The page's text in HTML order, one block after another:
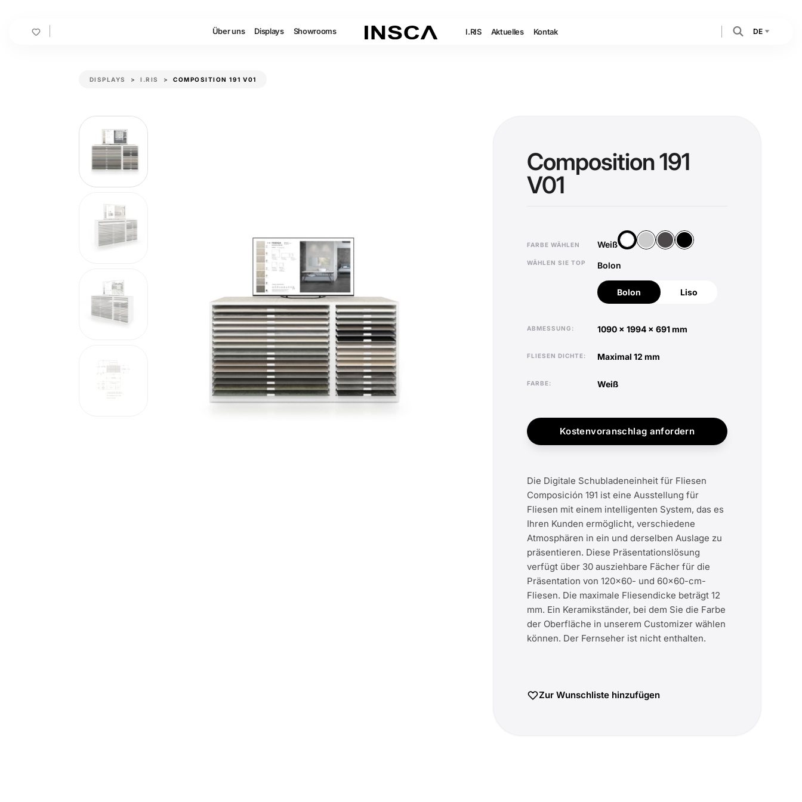
Cart Über uns Displays Showrooms I.RIS Aktuelles Kontak DE
DISPLAYS I.RIS COMPOSITION 191 V01
Composition 191
V01
FARBE WÄHLEN Weiß
WeißSilberAnthrazitSchwarz
WÄHLEN SIE TOP Bolon
Bolon
Bolon
Liso
Liso
ABMESSUNG 1090 x 1994 x 691 mm
FLIESEN DICHTE maximal 12 mm
FARBE weiß
Kostenvoranschlag anfordern
Die Digitale Schubladeneinheit für Fliesen
Composición 191 ist eine Ausstellung für
Fliesen mit einem intelligenten System, das es
Ihren Kunden ermöglicht, verschiedene
Atmosphären in ein und derselben Auslage zu
präsentieren. Diese Präsentationslösung
verfügt über 30 ausziehbare Fächer für die
Präsentation von 120x60- und 60x60-cm-
Fliesen. Die maximale Fliesendicke beträgt 12
mm. Ein Keramikständer, bei dem Sie die Farbe
der Oberfläche in unserem Customizer wählen
können. Der Fernseher ist nicht enthalten.
Zur Wunschliste hinzufügen